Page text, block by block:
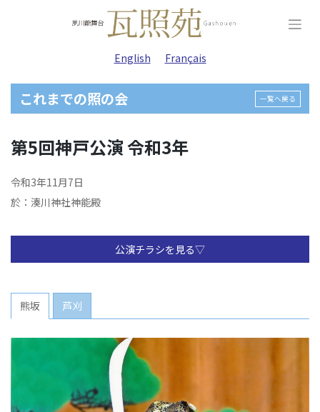
English Français
これまでの照の会 一覧へ戻る
第5回神戸公演 令和3年
令和3年11月7日
於：湊川神社神能殿
公演チラシを見る▽
熊坂 芦刈